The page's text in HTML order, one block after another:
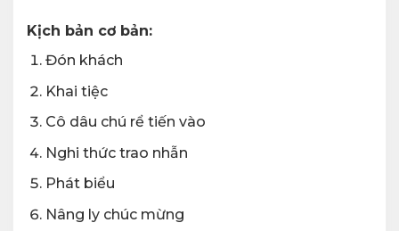
Kịch bản cơ bản:
Đón khách
Khai tiệc
Cô dâu chú rể tiến vào
Nghi thức trao nhẫn
Phát biểu
Nâng ly chúc mừng